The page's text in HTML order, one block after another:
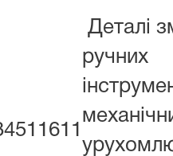
Деталі
ручних